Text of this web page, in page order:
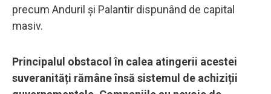
precum Anduril și Palantir dispunând de capital
masiv.
Principalul obstacol în calea atingerii acestei
suveranități rămâne însă sistemul de achiziții